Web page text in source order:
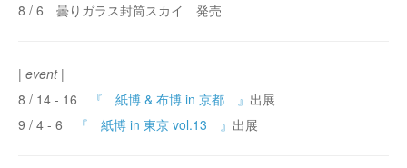
8 / 6 曇りガラス封筒スカイ 発売
| event |
8 / 14 - 16
『 紙博 & 布博 in 京都 』 出展
9 / 4 - 6
『 紙博 in 東京 vol.13 』 出展